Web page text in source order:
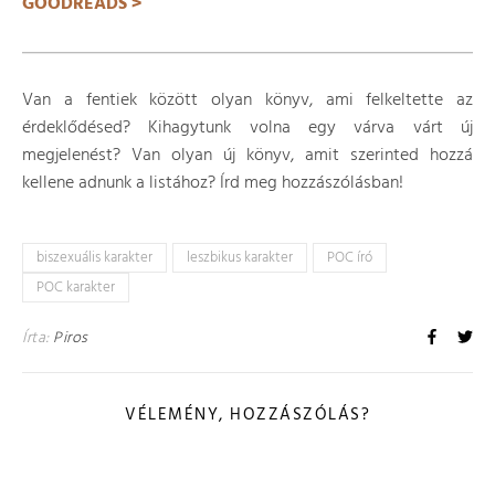
Van a fentiek között olyan könyv, ami felkeltette az
érdeklődésed? Kihagytunk volna egy várva várt új
megjelenést? Van olyan új könyv, amit szerinted hozzá
kellene adnunk a listához? Írd meg hozzászólásban!
biszexuális karakter leszbikus karakter
POC író
POC karakter
Írta:Piros
VÉLEMÉNY, HOZZÁSZÓLÁS?